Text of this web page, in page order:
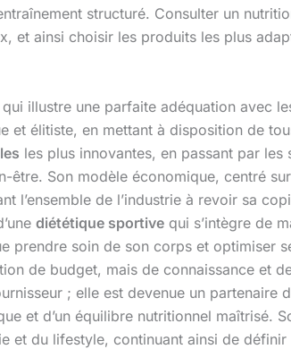
structuré. Consulter un
et ainsi choisir les produits les plus
qui illustre une parfaite adéquation avec
et élitiste, en mettant à disposition de
les plus innovantes, en passant par les
Son modèle économique, centré
l’ensemble de l’industrie à revoir sa
diététique sportive qui s’intègre de
prendre soin de son corps et optimiser
de budget, mais de connaissance et
; elle est devenue un partenaire
et d’un équilibre nutritionnel maîtrisé.
et du lifestyle, continuant ainsi de